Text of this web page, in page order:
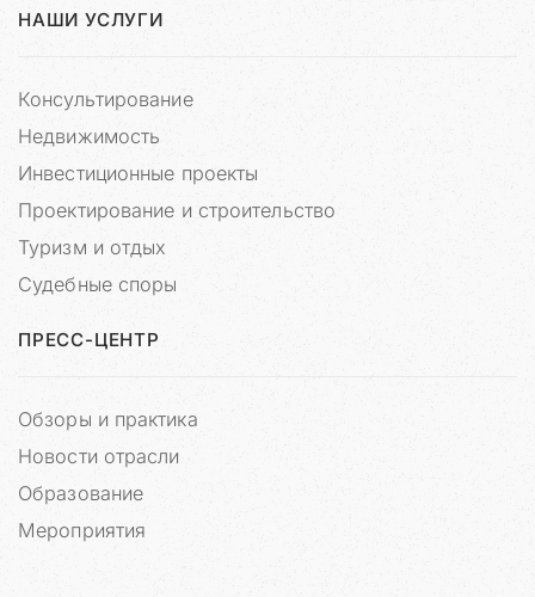
НАШИ УСЛУГИ
Консультирование
Недвижимость
Инвестиционные проекты
Проектирование и строительство
Туризм и отдых
Судебные споры
ПРЕСС-ЦЕНТР
Обзоры и практика
Новости отрасли
Образование
Мероприятия
ы
п
а
с
е
и
я
н
ш
и
а
к
а
ч